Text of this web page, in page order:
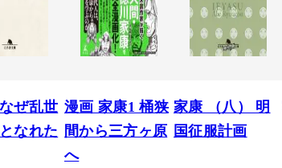
ぜ乱世
なれた
漫画 家康1 桶狭
間から三方ヶ原
へ
家康 （八） 明
国征服計画